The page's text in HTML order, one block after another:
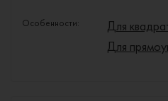
Особенности: Для
Для